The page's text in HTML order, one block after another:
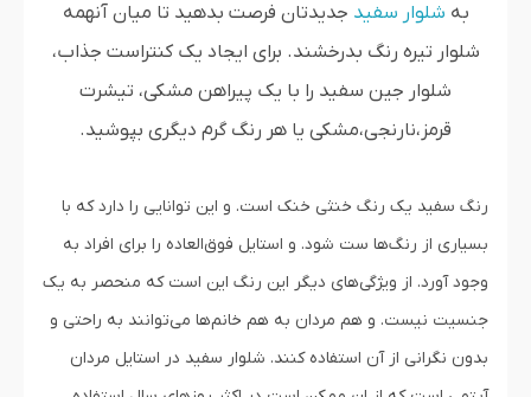
به شلوار سفید جدیدتان فرصت بدهید تا میان آنهمه
شلوار تیره رنگ بدرخشند. برای ایجاد یک کنتراست جذاب،
شلوار جین سفید را با یک پیراهن مشکی، تیشرت
قرمز،نارنجی،مشکی یا هر رنگ گرم دیگری بپوشید.
رنگ سفید یک رنگ خنثی خنک است. و این توانایی را دارد که با
بسیاری از رنگ‌ها ست شود. و استایل فوق‌العاده را برای افراد به
وجود آورد. از ویژگی‌های دیگر این رنگ این است که منحصر به یک
جنسیت نیست. و هم مردان به هم خانم‌ها می‌توانند به راحتی و
بدون نگرانی از آن استفاده کنند. شلوار سفید در استایل مردان